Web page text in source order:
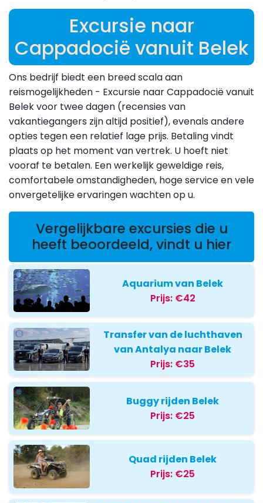
Excursie naar
Cappadocië vanuit Belek
Ons bedrijf biedt een breed scala aan
reismogelijkheden - Excursie naar Cappadocië vanuit
Belek voor twee dagen (recensies van
vakantiegangers zijn altijd positief), evenals andere
opties tegen een relatief lage prijs. Betaling vindt
plaats op het moment van vertrek. U hoeft niet
vooraf te betalen. Een werkelijk geweldige reis,
comfortabele omstandigheden, hoge service en vele
onvergetelijke ervaringen wachten op u.
Vergelijkbare excursies die u
heeft beoordeeld, vindt u hier
Aquarium van Belek
Prijs: €42
Transfer van de luchthaven
van Antalya naar Belek
Prijs: €35
Buggy rijden Belek
Prijs: €25
Quad rijden Belek
Prijs: €25